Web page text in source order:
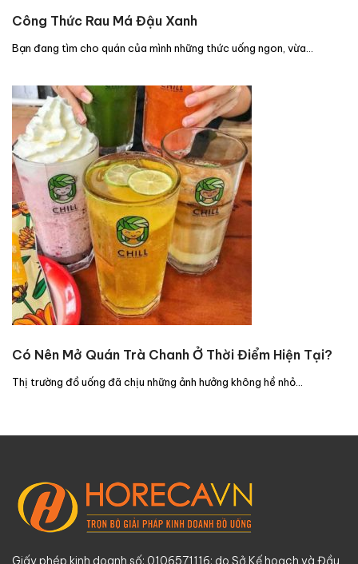
Công Thức Rau Má Đậu Xanh
Bạn đang tìm cho quán của mình những thức uống ngon, vừa…
Có Nên Mở Quán Trà Chanh Ở Thời Điểm Hiện Tại?
Thị trường đồ uống đã chịu những ảnh hưởng không hề nhỏ…
Giấy phép kinh doanh số: 0106571116; do Sở Kế hoạch và Đầu